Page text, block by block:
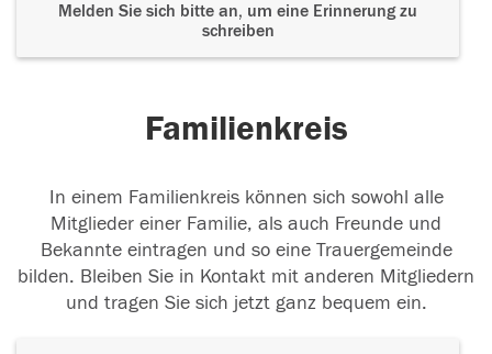
Melden Sie sich bitte an, um eine Erinnerung zu
schreiben
Familienkreis
In einem Familienkreis können sich sowohl alle
Mitglieder einer Familie, als auch Freunde und
Bekannte eintragen und so eine Trauergemeinde
bilden. Bleiben Sie in Kontakt mit anderen Mitgliedern
und tragen Sie sich jetzt ganz bequem ein.